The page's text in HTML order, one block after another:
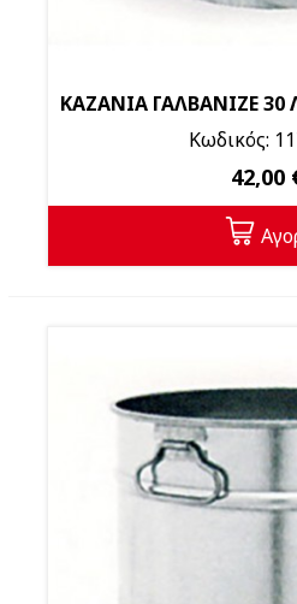
ΚΑΖΑΝΙΑ ΓΑΛΒΑΝΙΖΕ 30
Κωδικός:
42,00